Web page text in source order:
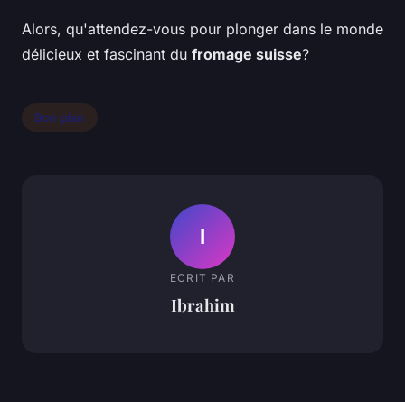
Alors, qu'attendez-vous pour plonger dans le monde
délicieux et fascinant du fromage suisse?
Bon plan
I
ECRIT PAR
Ibrahim